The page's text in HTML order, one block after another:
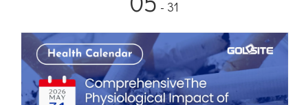
- 31